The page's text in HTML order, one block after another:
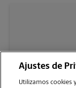
Ajustes de
Utilizamos cookies